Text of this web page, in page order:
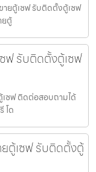
ายตู้เซฟ รับติดตั้งตู้เซฟ
ยตู้
ฟ รับติดตั้งตู้เซฟ
ซฟ ติดต่อสอบถามได้
โด
ตู้เซฟ รับติดตั้งตู้